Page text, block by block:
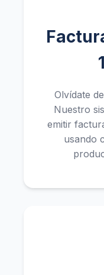
Olvídate
Nuestro
emitir
usando